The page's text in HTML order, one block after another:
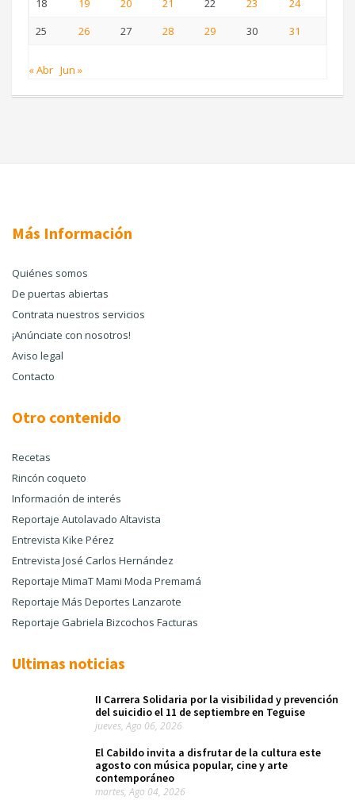
18 19 20 21 22 23
24
25
26 27 28 29 30 31
« Abr Jun »
Más Información
Quiénes somos
De puertas abiertas
Contrata nuestros servicios
¡Anúnciate con nosotros!
Aviso legal
Contacto
Otro contenido
Recetas
Rincón coqueto
Información de interés
Reportaje Autolavado Altavista
Entrevista Kike Pérez
Entrevista José Carlos Hernández
Reportaje MimaT Mami Moda Premamá
Reportaje Más Deportes Lanzarote
Reportaje Gabriela Bizcochos Facturas
Ultimas noticias
II Carrera Solidaria por la visibilidad y prevención
del suicidio el 11 de septiembre en Teguise
jueves, Ago 06, 2026
El Cabildo invita a disfrutar de la cultura este
agosto con música popular, cine y arte
contemporáneo
martes, Ago 04, 2026